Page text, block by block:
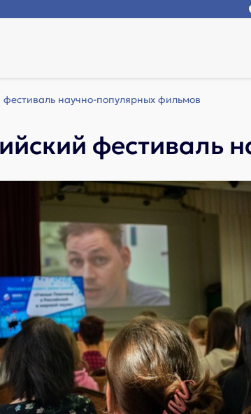
научно-популярных фильмов
фестиваль